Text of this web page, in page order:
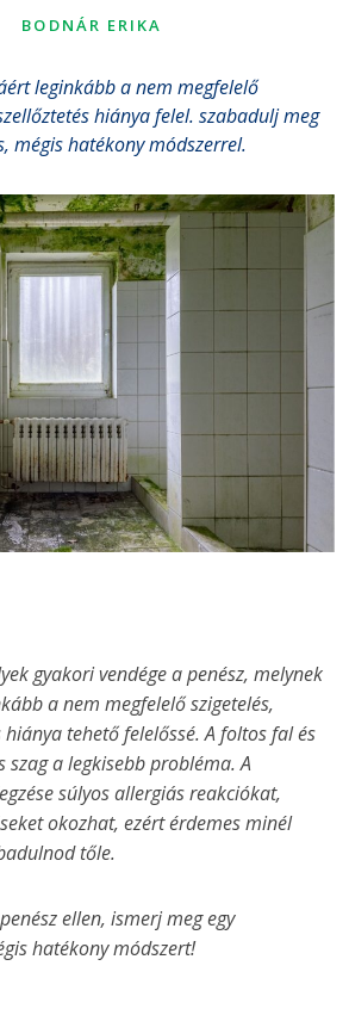
BODNÁR ERIKA
leginkább a nem megfelelő
hiánya felel. szabadulj meg
mégis hatékony módszerrel.
gyakori vendége a penész, melynek
a nem megfelelő szigetelés,
tehető felelőssé. A foltos fal és
szag a legkisebb probléma. A
súlyos allergiás reakciókat,
okozhat, ezért érdemes minél
tőle.
ellen, ismerj meg egy
hatékony módszert!